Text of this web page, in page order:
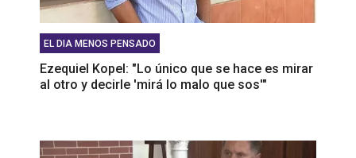
EL DIA MENOS PENSADO
Ezequiel Kopel: "Lo único que se hace es mirar
al otro y decirle 'mirá lo malo que sos'"